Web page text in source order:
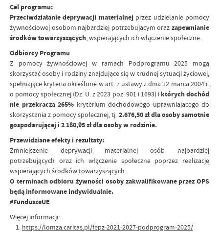
Cel programu:
Przeciwdziałanie deprywacji materialnej przez udzielanie pomocy
żywnościowej osobom najbardziej potrzebującym oraz zapewnianie
środków towarzyszących, wspierających ich włączenie społeczne.
Odbiorcy Programu
Z pomocy żywnościowej w ramach Podprogramu 2025 mogą
skorzystać osoby i rodziny znajdujące się w trudnej sytuacji życiowej,
spełniające kryteria określone w art. 7 ustawy z dnia 12 marca 2004 r.
o pomocy społecznej (Dz. U. z 2023 poz. 901 i 1693) i których dochód
nie przekracza 265% kryterium dochodowego uprawniającego do
skorzystania z pomocy społecznej, tj. 2.676,50 zł dla osoby samotnie
gospodarującej i 2 180,95 zł dla osoby w rodzinie.
Przewidziane efekty i rezultaty:
Zmniejszenie deprywacji materialnej osób najbardziej
potrzebujących oraz ich włączenie społeczne poprzez realizację
wspierających środków towarzyszących.
O terminach odbioru żywności osoby zakwalifikowane przez OPS
będą informowane indywidualnie.
#FunduszeUE
Więcej informacji:
1. https://lomza.caritas.pl/fepz-2021-2027-podprogram-2025/